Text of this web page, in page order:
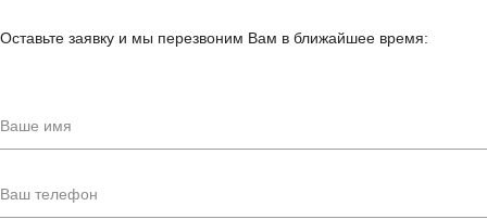
Оставьте заявку и мы перезвоним Вам в ближайшее время: